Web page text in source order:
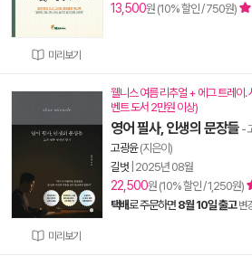
미리보기
13,500원 (10% 할인 / 750원)
미리보기
웰니스 여름 리추얼 + 에그 트레이.
벤트 도서 2만원 이상)
영어 필사, 인생의 문장들 -
고광윤(지은이)
길벗 2025년 08월
22,500원 (10% 할인 / 1,250원)
택배로 주문하면 8월 10일 출고 변